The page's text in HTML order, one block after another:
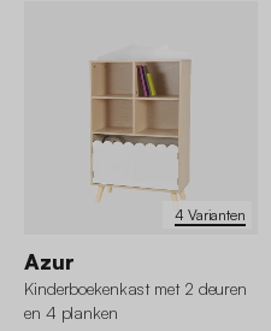
4 Varianten
Azur
Kinderboekenkast met 2 deuren
en 4 planken